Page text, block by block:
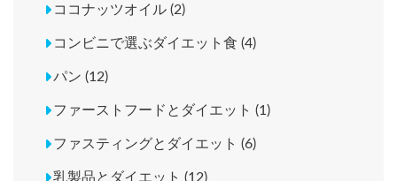
ココナッツオイル (2)
コンビニで選ぶダイエット食 (4)
パン (12)
ファーストフードとダイエット (1)
ファスティングとダイエット (6)
乳製品とダイエット (12)